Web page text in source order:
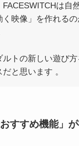
FACESWITCHは自
く映像」を作れる
ルトの新しい遊び
と思います 。
おすすめ機能」